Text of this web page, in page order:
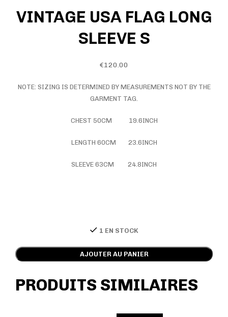
VINTAGE USA FLAG LONG
SLEEVE S
€120.00
NOTE: SIZING IS DETERMINED BY MEASUREMENTS NOT BY THE
GARMENT TAG.
CHEST 50CM 19.6INCH
LENGTH 60CM 23.6INCH
SLEEVE 63CM 24.8INCH
1 EN STOCK
AJOUTER AU PANIER
PRODUITS SIMILAIRES